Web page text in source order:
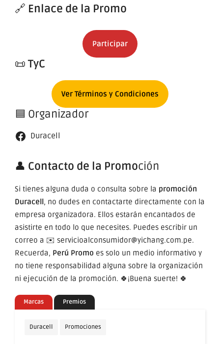
🔗 Enlace de la Promo
Participar
📜TyC
Ver Términos y Condiciones
🟦 Organizador
Duracell
👤 Contacto de la Promoción
Si tienes alguna duda o consulta sobre la promoción
Duracell, no dudes en contactarte directamente con la
empresa organizadora. Ellos estarán encantados de
asistirte en todo lo que necesites. Puedes escribir un
correo a ✉️ servicioalconsumidor@yichang.com.pe.
Recuerda, Perú Promo es solo un medio informativo y
no tiene responsabilidad alguna sobre la organización
ni ejecución de la promoción. 🍀¡Buena suerte! 🍀
Marcas Premios
Duracell Promociones